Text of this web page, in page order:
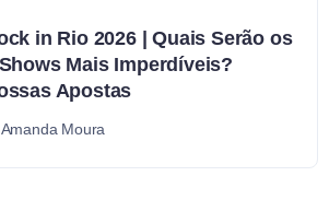
in Rio 2026 | Quais Serão os
Mais Imperdíveis?
Apostas
Amanda Moura